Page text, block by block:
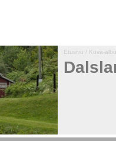
Etusivu / Kuva-